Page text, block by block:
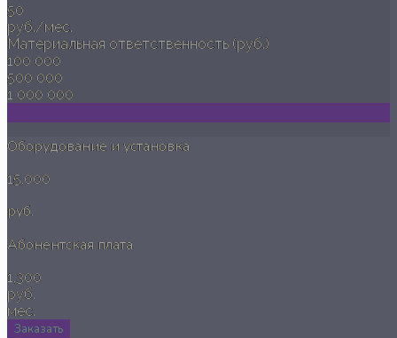
50
руб./мес.
Материальная ответственность (руб.)
100 000
500 000
1 000 000
Оборудование и установка
15,000
руб.
Абонентская плата
1,300
руб.
мес.
Заказать